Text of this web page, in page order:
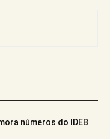
números do IDEB